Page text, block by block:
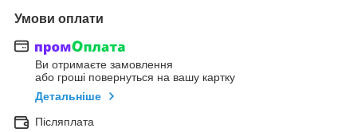
Умови оплати
Ви отримаєте замовлення
або гроші повернуться на вашу картку
Детальніше
Післяплата